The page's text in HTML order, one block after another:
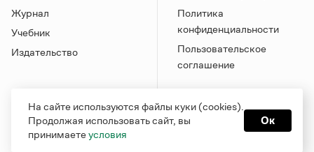
Журнал
Учебник
Издательство
Политика
конфиденциальности
Пользовательское
соглашение
На сайте используются файлы куки (cookies).
Продолжая использовать сайт, вы
принимаетеусловия
Ок